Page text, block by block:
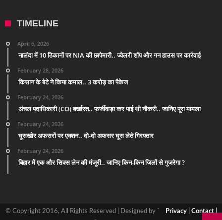
TIMELINE
April 6, 2026
नालंदा में 10 ठिकानों पर NIA की छापेमारी.. ज्वेलरी शॉप और गन हाउस पर कार्रवाई
February 28, 2026
किसान के बेटे ने किया कमाल.. 3 करोड़ का पैकेज
February 24, 2026
अंचल पदाधिकारी (CO) बर्खास्त.. फर्जीवाड़ा कर पाई थी नौकरी.. जानिए पूरा मामला
February 24, 2026
घूसखोर अफसरों पर एक्शन.. दो-दो अफसर घूस लेते गिरफ्तार
February 24, 2026
बिहार में एक और सिक्स लेन की मंजूरी.. जानिए किन-किन जिलों से गुजरेगा ?
© Copyright 2016, All Rights Reserved | Designed by ` Privacy| Contact |